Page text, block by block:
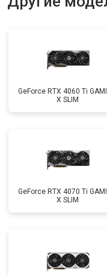
GeForce RTX 4060 Ti
X SLIM
GeForce RTX 4070 Ti
X SLIM